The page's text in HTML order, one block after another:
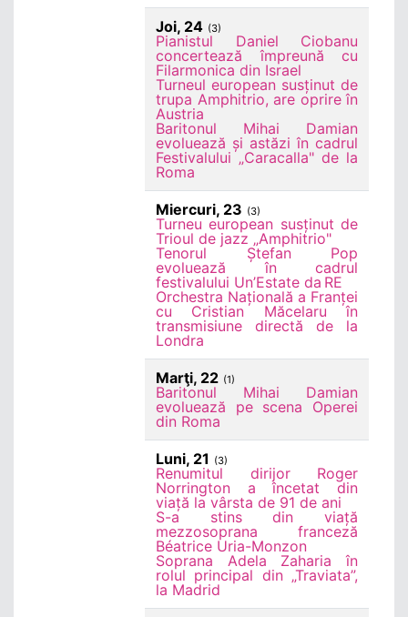
Joi, 24 (3)
Pianistul Daniel Ciobanu
concertează împreună cu
Filarmonica din Israel
Turneul european susținut de
trupa Amphitrio, are oprire în
Austria
Baritonul Mihai Damian
evoluează și astăzi în cadrul
Festivalului „Caracalla" de la
Roma
Miercuri, 23 (3)
Turneu european susținut de
Trioul de jazz „Amphitrio"
Tenorul Ștefan Pop
evoluează în cadrul
festivalului Un’Estate da RE
Orchestra Națională a Franței
cu Cristian Măcelaru în
transmisiune directă de la
Londra
Marţi, 22 (1)
Baritonul Mihai Damian
evoluează pe scena Operei
din Roma
Luni, 21 (3)
Renumitul dirijor Roger
Norrington a încetat din
viață la vârsta de 91 de ani
S-a stins din viață
mezzosoprana franceză
Béatrice Uria-Monzon
Soprana Adela Zaharia în
rolul principal din „Traviata”,
la Madrid